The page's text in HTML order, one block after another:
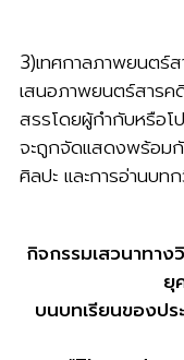
3)เทศกาลภาพยนตร์
เสนอภาพยนตร์สาร
สรรโดยผู้กํากับหรือโป
จะถูกจัดแสดงพร้อม
ศิลปะ และการอ่านบท
กิจกรรมเสวนาทา
ยุ
บนบทเรียนของป